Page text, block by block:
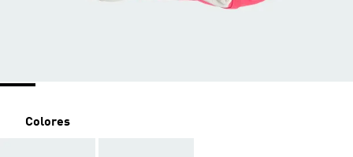
Colores